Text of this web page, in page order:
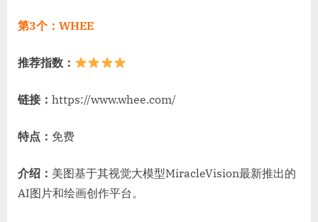
第3个：WHEE
推荐指数：
链接： https://www.whee.com/
特点： 免费
介绍： 美图基于其视觉大模型MiracleVision最新推出的
AI图片和绘画创作平台。